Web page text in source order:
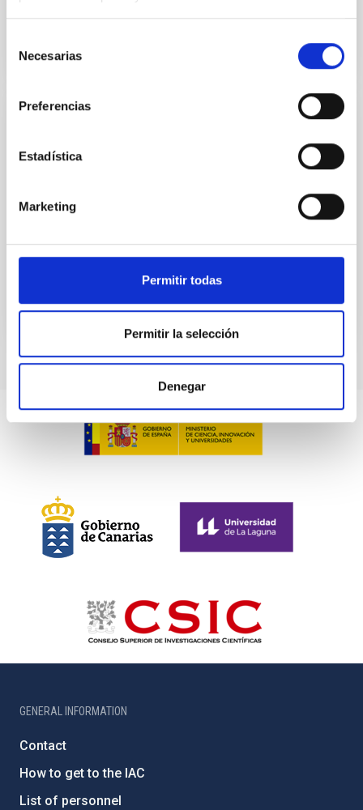
Necesarias
Preferencias
Estadística
Marketing
Permitir todas
Permitir la selección
Denegar
Organismo Autónomo de Museos y
Autónomo de Museos y Centros
In force
GENERAL INFORMATION
Contact
How to get to the IAC
List of personnel